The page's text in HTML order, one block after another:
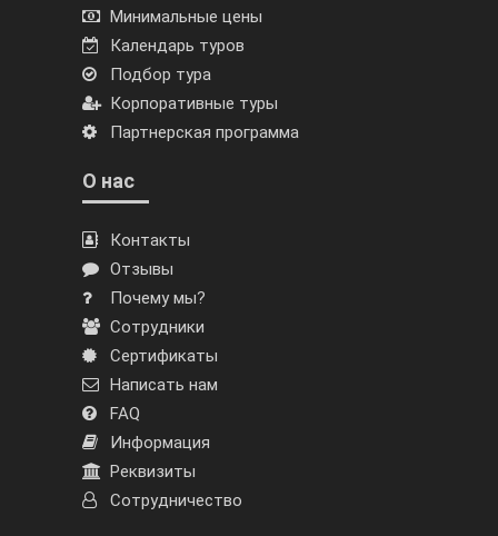
Минимальные цены
Календарь туров
Подбор тура
Корпоративные туры
Партнерская программа
О нас
Контакты
Отзывы
Почему мы?
Сотрудники
Сертификаты
Написать нам
FAQ
Информация
Реквизиты
Сотрудничество